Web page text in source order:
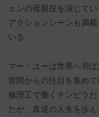
ェンの母親役を演じて
アクションシーンも満
いる。
マー・ユーは世界へ羽
世間からの注目を集め
修理工で働くチンピラ
たが、真逆の人生を歩